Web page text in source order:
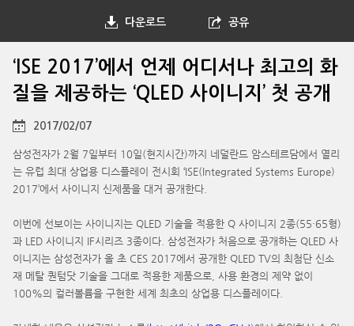
다운로드 공유
‘ISE 2017’에서 언제 어디서나 최고의 화
질을 제공하는 ‘QLED 사이니지’ 첫 공개
2017/02/07
삼성전자가 2월 7일부터 10일(현지시간)까지 네덜란드 암스테르담에서 열리
는 유럽 최대 상업용 디스플레이 전시회 ‘ISE(Integrated Systems Europe)
2017’에서 사이니지 신제품을 대거 공개한다.
이번에 선보이는 사이니지는 QLED 기술을 적용한 Q 사이니지 2종(55·65형)
과 LED 사이니지 IF시리즈 3종이다. 삼성전자가 처음으로 공개하는 QLED 사
이니지는 삼성전자가 올 초 CES 2017에서 공개한 QLED TV의 최첨단 신소
재 메탈 퀀텀닷 기술을 그대로 적용한 제품으로, 사용 환경의 제약 없이
100%의 컬러볼륨을 구현한 세계 최초의 상업용 디스플레이다.